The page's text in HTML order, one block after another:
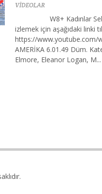
VİDEOLAR
W8+ Kadınlar
izlemek için aşağıdaki linki
https://www.youtube.com/
AMERİKA 6.01.49 Düm.
Elmore, Eleanor Logan, M...